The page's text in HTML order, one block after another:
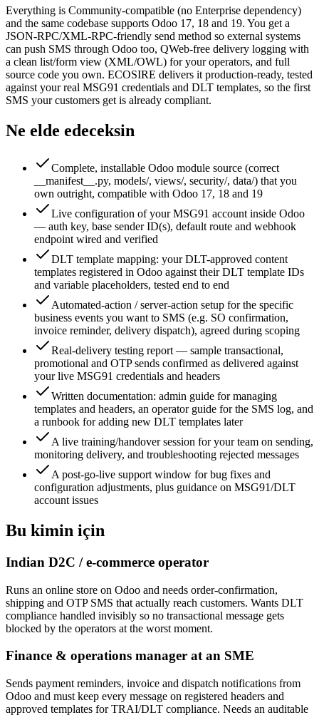
Everything is Community-compatible (no Enterprise dependency)
and the same codebase supports Odoo 17, 18 and 19. You get a
JSON-RPC/XML-RPC-friendly send method so external systems
can push SMS through Odoo too, QWeb-free delivery logging with
a clean list/form view (XML/OWL) for your operators, and full
source code you own. ECOSIRE delivers it production-ready, tested
against your real MSG91 credentials and DLT templates, so the first
SMS your customers get is already compliant.
Ne elde edeceksin
Complete, installable Odoo module source (correct
__manifest__.py, models/, views/, security/, data/) that you
own outright, compatible with Odoo 17, 18 and 19
Live configuration of your MSG91 account inside Odoo
— auth key, base sender ID(s), default route and webhook
endpoint wired and verified
DLT template mapping: your DLT-approved content
templates registered in Odoo against their DLT template IDs
and variable placeholders, tested end to end
Automated-action / server-action setup for the specific
business events you want to SMS (e.g. SO confirmation,
invoice reminder, delivery dispatch), agreed during scoping
Real-delivery testing report — sample transactional,
promotional and OTP sends confirmed as delivered against
your live MSG91 credentials and headers
Written documentation: admin guide for managing
templates and headers, an operator guide for the SMS log, and
a runbook for adding new DLT templates later
A live training/handover session for your team on sending,
monitoring delivery, and troubleshooting rejected messages
A post-go-live support window for bug fixes and
configuration adjustments, plus guidance on MSG91/DLT
account issues
Bu kimin için
Indian D2C / e-commerce operator
Runs an online store on Odoo and needs order-confirmation,
shipping and OTP SMS that actually reach customers. Wants DLT
compliance handled invisibly so no transactional message gets
blocked by the operators at the worst moment.
Finance & operations manager at an SME
Sends payment reminders, invoice and dispatch notifications from
Odoo and must keep every message on registered headers and
approved templates for TRAI/DLT compliance. Needs an auditable